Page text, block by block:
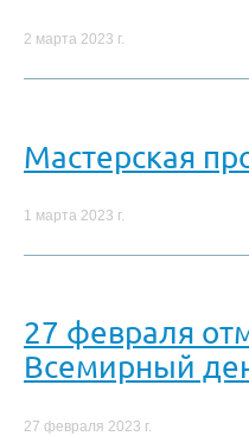
2 марта 2023 г.
Мастерская
1 марта 2023 г.
27 февраля
Всемирный
27 февраля 2023 г.